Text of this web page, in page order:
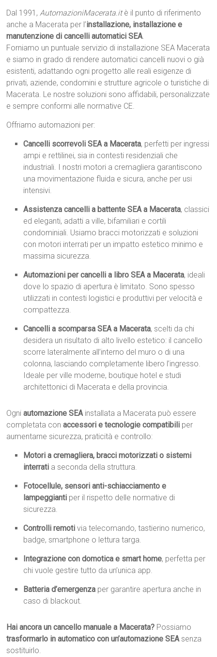
Dal 1991,AutomazioniMacerata.itè il punto di riferimento
anche a Macerata per l’installazione, installazione e
manutenzione di cancelli automatici SEA.
Forniamo un puntuale servizio di installazione SEA Macerata
e siamo in grado di rendere automatici cancelli nuovi o già
esistenti, adattando ogni progetto alle reali esigenze di
privati, aziende, condomini e strutture agricole o turistiche di
Macerata. Le nostre soluzioni sono affidabili, personalizzate
e sempre conformi alle normative CE.
Offriamo automazioni per:
Cancelli scorrevoli SEA a Macerata, perfetti per ingressi
ampi e rettilinei, sia in contesti residenziali che
industriali. I nostri motori a cremagliera garantiscono
una movimentazione fluida e sicura, anche per usi
intensivi.
Assistenza cancelli a battente SEA a Macerata, classici
ed eleganti, adatti a ville, bifamiliari e cortili
condominiali. Usiamo bracci motorizzati e soluzioni
con motori interrati per un impatto estetico minimo e
massima sicurezza.
Automazioni per cancelli a libro SEA a Macerata, ideali
dove lo spazio di apertura è limitato. Sono spesso
utilizzati in contesti logistici e produttivi per velocità e
compattezza.
Cancelli a scomparsa SEA a Macerata, scelti da chi
desidera un risultato di alto livello estetico: il cancello
scorre lateralmente all’interno del muro o di una
colonna, lasciando completamente libero l’ingresso.
Ideale per ville moderne, boutique hotel e studi
architettonici di Macerata e della provincia.
Ogniautomazione SEAinstallata a Macerata può essere
completata conaccessori e tecnologie compatibili per
aumentarne sicurezza, praticità e controllo:
Motori a cremagliera, bracci motorizzati o sistemi
interrati a seconda della struttura.
Fotocellule, sensori anti-schiacciamento e
lampeggianti per il rispetto delle normative di
sicurezza.
Controlli remoti via telecomando, tastierino numerico,
badge, smartphone o lettura targa.
Integrazione con domotica e smart home, perfetta per
chi vuole gestire tutto da un’unica app.
Batteria d’emergenza per garantire apertura anche in
caso di blackout.
Hai ancora un cancello manuale a Macerata? Possiamo
trasformarlo in automatico con un’automazione SEAsenza
sostituirlo.